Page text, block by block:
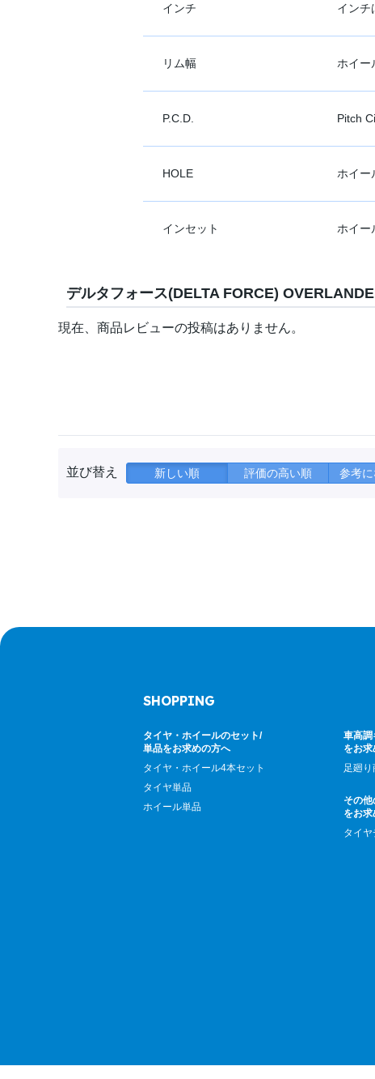
インチ インチ
リム幅 ホイー
P.C.D. Pitch
HOLE ホイー
インセット ホイー
デルタフォース(DELTA FORCE)
現在、商品レビューの投稿はありません。
並び替え 新しい順 評価の高い順 参考
SHOPPING
タイヤ・ホイールのセット/
単品をお求めの方へ
タイヤ・ホイール4本セット
タイヤ単品
ホイール単品
車高調
をお
足廻り
その
をお
タイヤ